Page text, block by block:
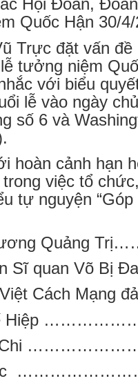
Hội Đoàn,
Quốc Hận 30/
đặt vấn đề
tưởng niệm
với biểu
lễ vào ngày
số 6 và
cảnh hạn
việc tổ
tự nguyện
Quảng
Sĩ quan Võ Bị
Cách Mạng
Hiệp
Chi